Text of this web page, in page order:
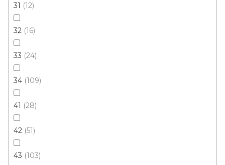
31 12
32 16
33 24
34 109
41 28
42 51
43 103